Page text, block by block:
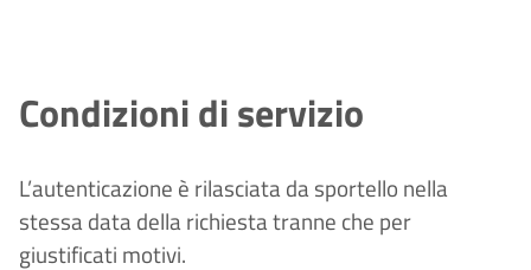
Condizioni di servizio
L’autenticazione è rilasciata da sportello nella
stessa data della richiesta tranne che per
giustificati motivi.